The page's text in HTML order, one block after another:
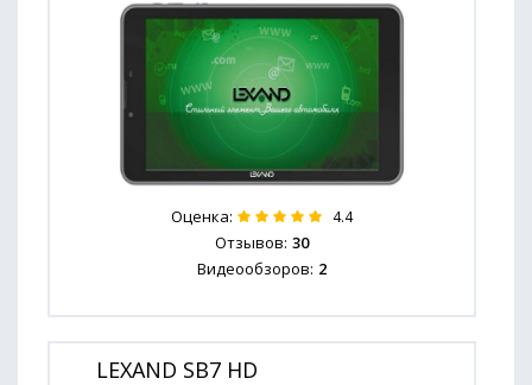
Оценка: 4.4
Отзывов: 30
Видеообзоров: 2
LEXAND SB7 HD